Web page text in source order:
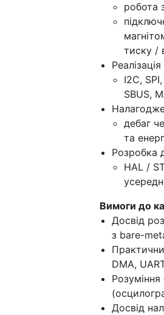
робота
тиску /
I2C,
SBUS,
дебаг
та
Розробка
HAL /
Вимоги до
Досвід
з bare-
DMA,
Досвід